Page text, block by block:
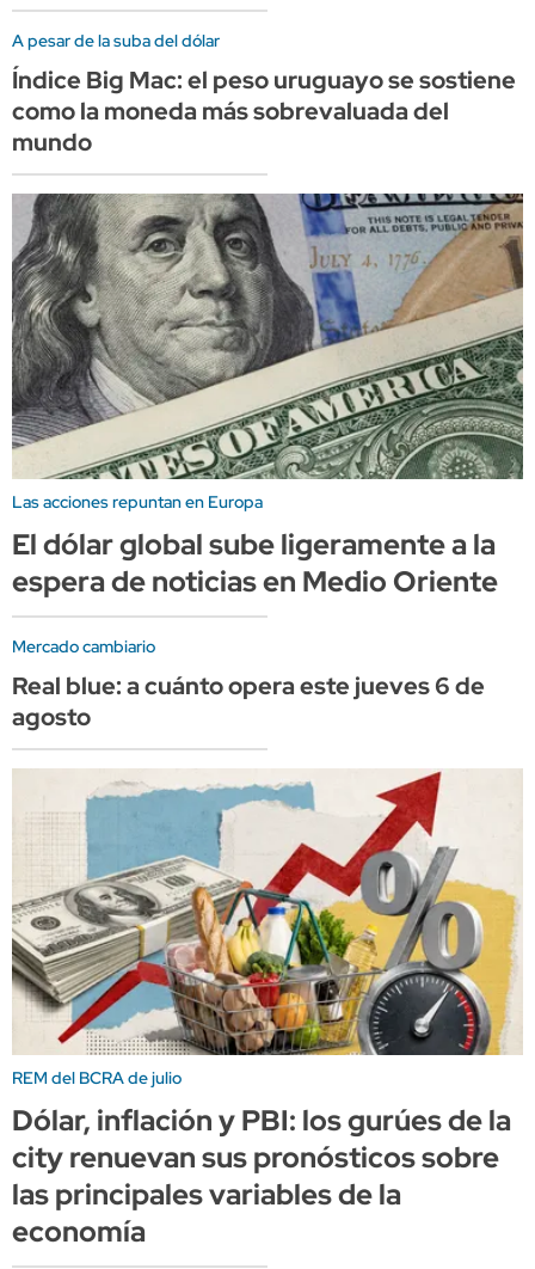
A pesar de la suba del dólar
Índice Big Mac: el peso uruguayo se sostiene
como la moneda más sobrevaluada del
mundo
Las acciones repuntan en Europa
El dólar global sube ligeramente a la
espera de noticias en Medio Oriente
Mercado cambiario
Real blue: a cuánto opera este jueves 6 de
agosto
REM del BCRA de julio
Dólar, inflación y PBI: los gurúes de la
city renuevan sus pronósticos sobre
las principales variables de la
economía